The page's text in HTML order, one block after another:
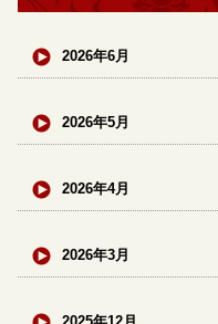
2026年6月
2026年5月
2026年4月
2026年3月